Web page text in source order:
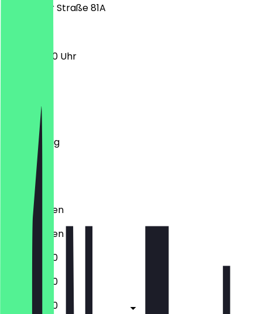
Stätzlinger Straße 81A
16:00 - 21:30 Uhr
Dienstag
Mittwoch
Donnerstag
Freitag
Samstag
Sonntag
Geschlossen
Geschlossen
16:00 - 21:30
16:00 - 21:30
16:00 - 21:30